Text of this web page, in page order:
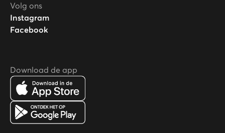
Volg ons
Instagram
Facebook
Download de app